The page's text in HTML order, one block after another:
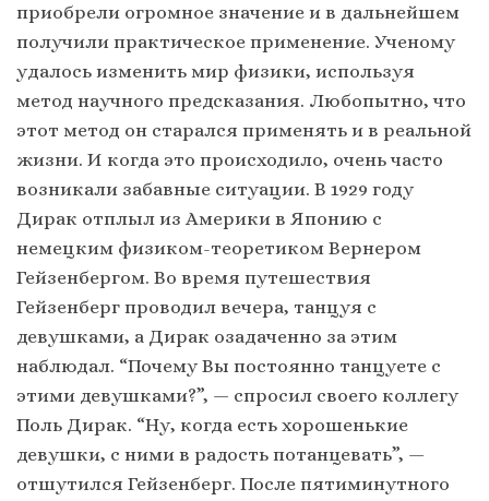
приобрели огромное значение и в дальнейшем
получили практическое применение. Ученому
удалось изменить мир физики, используя
метод научного предсказания. Любопытно, что
этот метод он старался применять и в реальной
жизни. И когда это происходило, очень часто
возникали забавные ситуации. В 1929 году
Дирак отплыл из Америки в Японию с
немецким физиком-теоретиком Вернером
Гейзенбергом. Во время путешествия
Гейзенберг проводил вечера, танцуя с
девушками, а Дирак озадаченно за этим
наблюдал. “Почему Вы постоянно танцуете с
этими девушками?”, — спросил своего коллегу
Поль Дирак. “Ну, когда есть хорошенькие
девушки, с ними в радость потанцевать”, —
отшутился Гейзенберг. После пятиминутного